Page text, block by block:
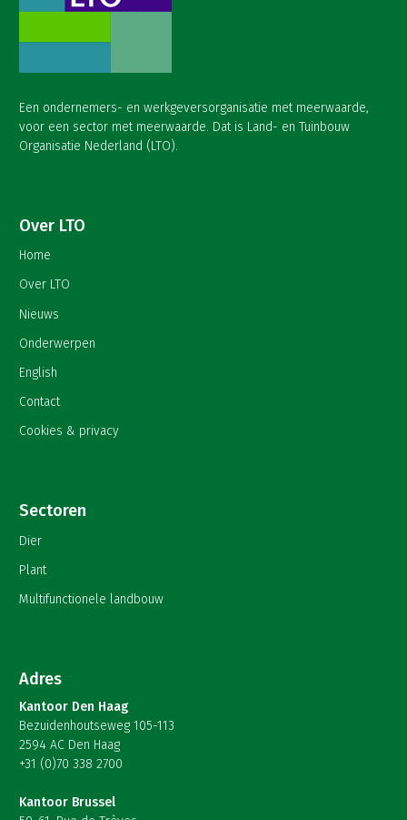
Een ondernemers- en werkgeversorganisatie met meerwaarde,
voor een sector met meerwaarde. Dat is Land- en Tuinbouw
Organisatie Nederland (LTO).
Over LTO
Home
Over LTO
Nieuws
Onderwerpen
English
Contact
Cookies & privacy
Sectoren
Dier
Plant
Multifunctionele landbouw
Adres
Kantoor Den Haag
Bezuidenhoutseweg 105-113
2594 AC Den Haag
+31 (0)70 338 2700
Kantoor Brussel